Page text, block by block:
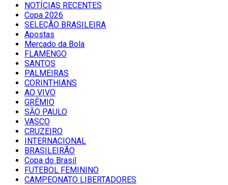
NOTÍCIAS RECENTES
Copa 2026
SELEÇÃO BRASILEIRA
Apostas
Mercado da Bola
FLAMENGO
SANTOS
PALMEIRAS
CORINTHIANS
AO VIVO
GRÊMIO
SĀO PAULO
VASCO
CRUZEIRO
INTERNACIONAL
BRASILEIRÃO
Copa do Brasil
FUTEBOL FEMININO
CAMPEONATO LIBERTADORES